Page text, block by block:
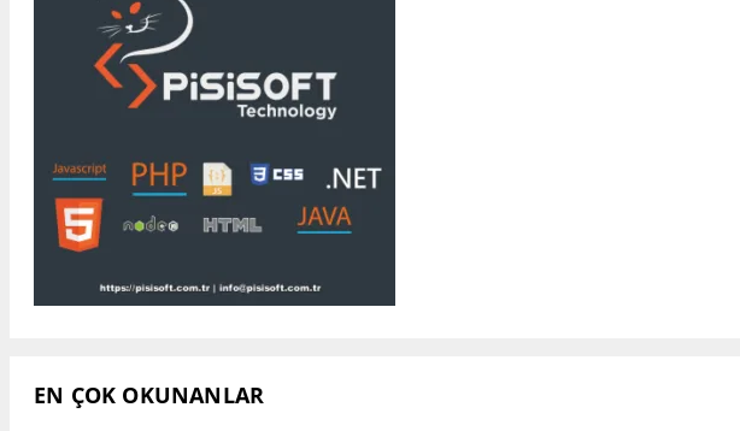
EN ÇOK OKUNANLAR